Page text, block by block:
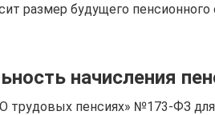
размер будущего пенсионного
начисления
трудовых пенсиях» №173-ФЗ